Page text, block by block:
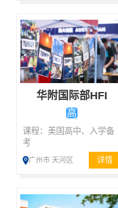
华附国际部HFI
高
课程：美国高中、入学备
考
广州市 天河区 详情